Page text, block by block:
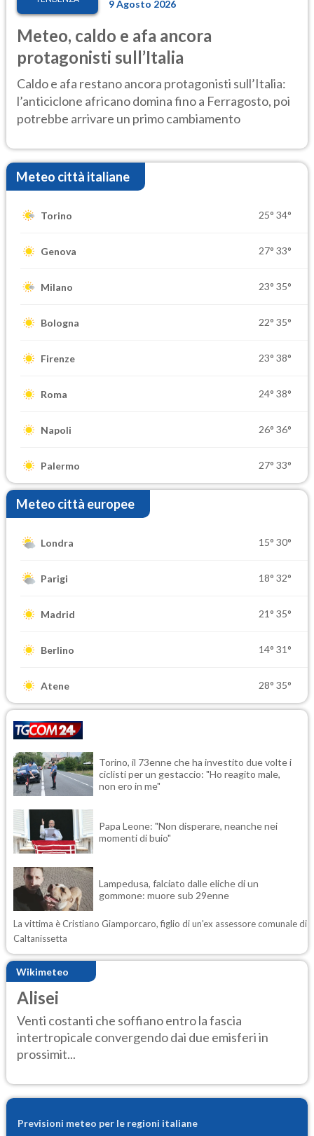
9 Agosto 2026
Meteo, caldo e afa ancora
protagonisti sull’Italia
Caldo e afa restano ancora protagonisti sull’Italia:
l’anticiclone africano domina fino a Ferragosto, poi
potrebbe arrivare un primo cambiamento
Meteo città italiane
Torino 25° 34°
Genova 27° 33°
Milano 23° 35°
Bologna 22° 35°
Firenze 23° 38°
Roma 24° 38°
Napoli 26° 36°
Palermo 27° 33°
Meteo città europee
Londra 15° 30°
Parigi 18° 32°
Madrid 21° 35°
Berlino 14° 31°
Atene 28° 35°
Torino, il 73enne che ha investito due volte i
ciclisti per un gestaccio: "Ho reagito male,
non ero in me"
Papa Leone: "Non disperare, neanche nei
momenti di buio"
Lampedusa, falciato dalle eliche di un
gommone: muore sub 29enne
La vittima è Cristiano Giamporcaro, figlio di un'ex assessore comunale di
Caltanissetta
Wikimeteo
Alisei
Venti costanti che soffiano entro la fascia
intertropicale convergendo dai due emisferi in
prossimit...
Previsioni meteo per le regioni italiane